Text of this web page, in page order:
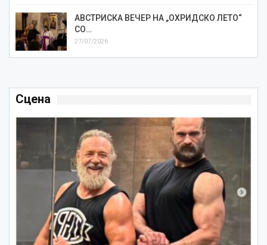
АВСТРИСКА ВЕЧЕР НА „ОХРИДСКО ЛЕТО“
СО…
27/07/2026
Сцена